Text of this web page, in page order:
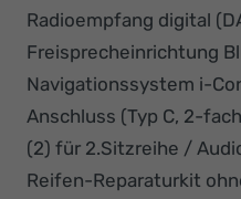
Radioempfang digital
Freisprecheinrichtung
Navigationssystem i-
Anschluss (Typ C, 2-
(2) für 2.Sitzreihe /
Reifen-Reparaturkit